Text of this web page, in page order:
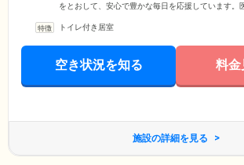
をとおして、安心で豊かな毎日を応援しています。
安心してご就寝いただけます。さらに、運営会社の
業を展開。介護が必要な場合は、介護度やご予算に
スをご提供可能です。車いす・床ずれ補助用具など
さい。
トイレ付き居室
空き状況を知る 料金
施設の詳細を見る